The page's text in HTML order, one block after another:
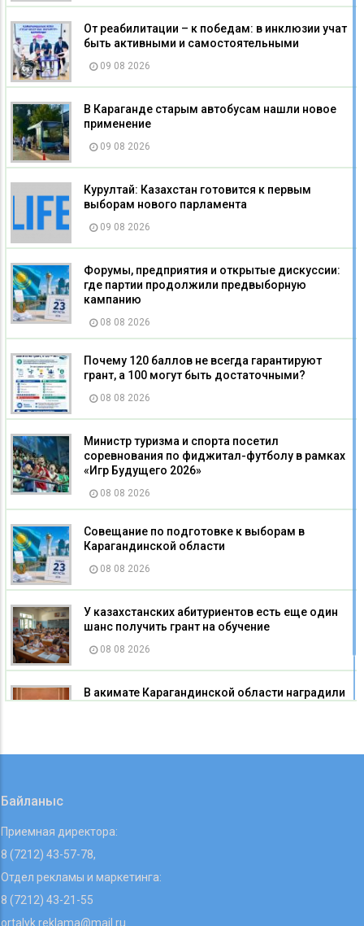
От реабилитации – к победам: в инклюзии учат
быть активными и самостоятельными
09 08 2026
В Караганде старым автобусам нашли новое
применение
09 08 2026
Курултай: Казахстан готовится к первым
выборам нового парламента
09 08 2026
Форумы, предприятия и открытые дискуссии:
где партии продолжили предвыборную
кампанию
08 08 2026
Почему 120 баллов не всегда гарантируют
грант, а 100 могут быть достаточными?
08 08 2026
Министр туризма и спорта посетил
соревнования по фиджитал-футболу в рамках
«Игр Будущего 2026»
08 08 2026
Совещание по подготовке к выборам в
Карагандинской области
08 08 2026
У казахстанских абитуриентов есть еще один
шанс получить грант на обучение
08 08 2026
В акимате Карагандинской области наградили
Байланыс
Приемная директора:
8 (7212) 43-57-78,
Отдел рекламы и маркетинга:
8 (7212) 43-21-55
ortalyk.reklama@mail.ru